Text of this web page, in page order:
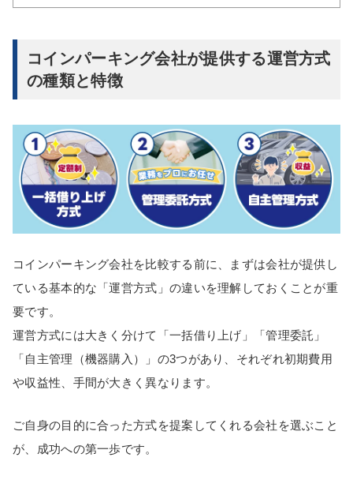
コインパーキング会社が提供する運営方式
の種類と特徴
コインパーキング会社を比較する前に、まずは会社が提供し
ている基本的な「運営方式」の違いを理解しておくことが重
要です。
運営方式には大きく分けて「一括借り上げ」「管理委託」
「自主管理（機器購入）」の3つがあり、それぞれ初期費用
や収益性、手間が大きく異なります。
ご自身の目的に合った方式を提案してくれる会社を選ぶこと
が、成功への第一歩です。